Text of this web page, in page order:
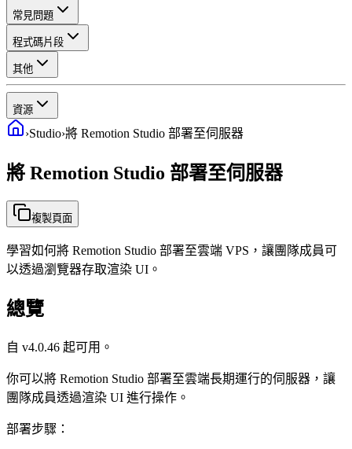
常見問題
程式碼片段
其他
資源
›Studio›將 Remotion Studio 部署至伺服器
將 Remotion Studio 部署至伺服器
複製頁面
學習如何將 Remotion Studio 部署至雲端 VPS，讓團隊成員可
以透過瀏覽器存取渲染 UI。
總覽
自 v4.0.46 起可用。
你可以將 Remotion Studio 部署至雲端長期運行的伺服器，讓
團隊成員透過渲染 UI 進行操作。
部署步驟：